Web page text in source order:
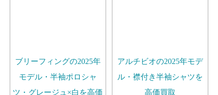
ブリーフィングの2025年
モデル・半袖ポロシャ
ツ・グレージュ×白を高価
アルチビオの2025年モデ
ル・襟付き半袖シャツを
高価買取